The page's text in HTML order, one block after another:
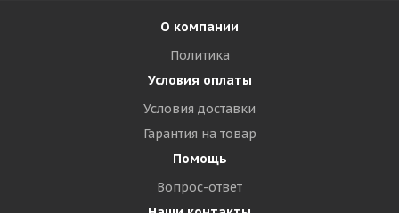
О компании
Политика
Условия оплаты
Условия доставки
Гарантия на товар
Помощь
Вопрос-ответ